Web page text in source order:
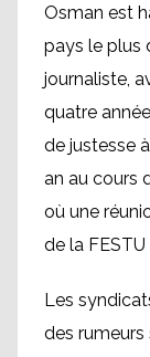
Osman est
pays le plus
journaliste,
quatre
de justesse
an au cours
où une
de la
Les
des rumeurs